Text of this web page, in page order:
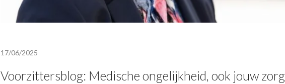
17/06/2025
Voorzittersblog: Medische ongelijkheid, ook jouw zorg